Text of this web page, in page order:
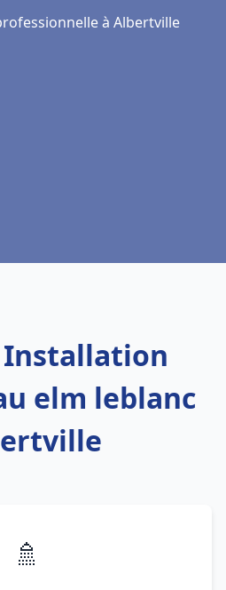
à Albertville
Installation
elm leblanc
🚿